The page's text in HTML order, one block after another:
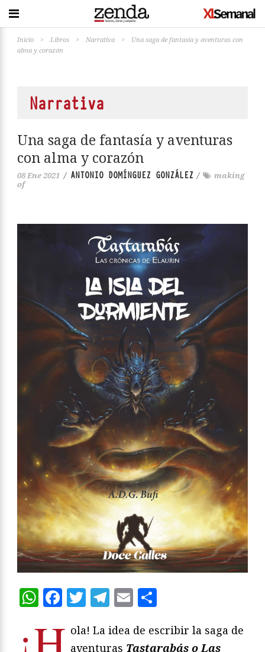
Inicio > Libros > Narrativa >
Una saga de fantasía y aventuras con
alma y corazón
Narrativa
Una saga de fantasía y aventuras
con alma y corazón
08 Ene 2021 / ANTONIO DOMÍNGUEZ GONZÁLEZ /
making
of
WhatsApp
Facebook
Twitter
Telegram
Email
ola! La idea de escribir la saga de
aventuras Tastarabás o Las